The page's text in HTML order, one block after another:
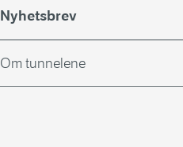
Nyhetsbrev
Om tunnelene